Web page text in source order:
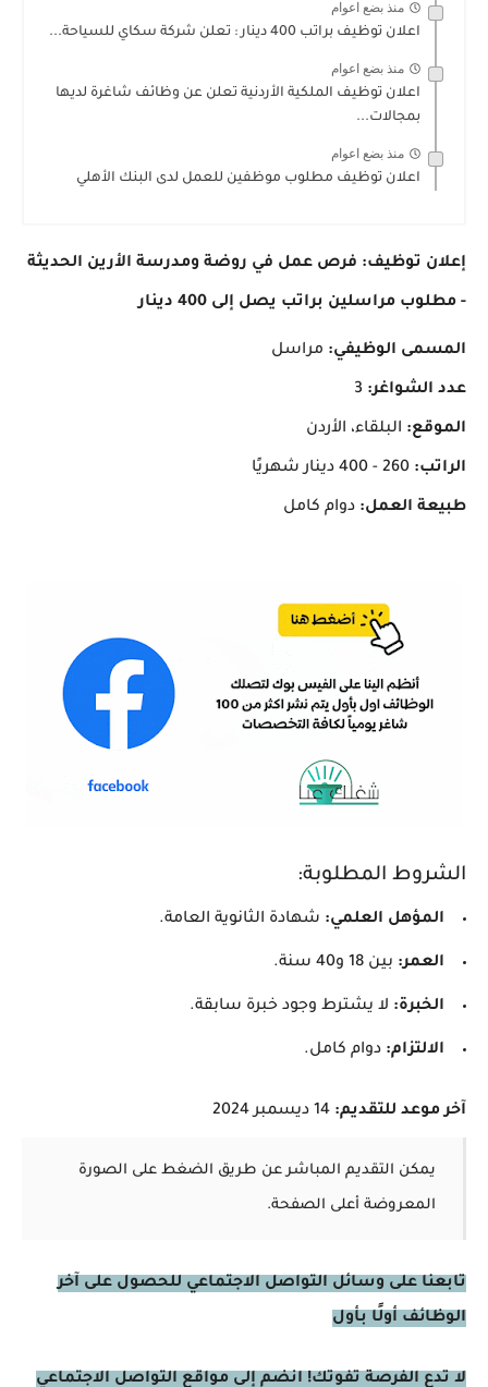
منذ بضع اعوام
اعلان توظيف براتب 400 دينار : تعلن شركة سكاي للسياحة...
منذ بضع اعوام
اعلان توظيف الملكية الأردنية تعلن عن وظائف شاغرة لديها
بمجالات...
منذ بضع اعوام
اعلان توظيف مطلوب موظفين للعمل لدى البنك الأهلي
إعلان توظيف: فرص عمل في روضة ومدرسة الأرين الحديثة
- مطلوب مراسلين براتب يصل إلى 400 دينار
المسمى الوظيفي: مراسل
عدد الشواغر:
الموقع: البلقاء، الأردن
الراتب:
طبيعة العمل: دوام كامل
الشروط المطلوبة:
المؤهل العلمي: شهادة الثانوية العامة.
العمر: بين 18 و40 سنة.
الخبرة: لا يشترط وجود خبرة سابقة.
الالتزام: دوام كامل.
آخر موعد للتقديم:
يمكن التقديم المباشر عن طريق الضغط على الصورة
المعروضة أعلى الصفحة.
تابعنا على وسائل التواصل الاجتماعي للحصول على آخر
الوظائف أولًا بأول
لا تدع الفرصة تفوتك! انضم إلى مواقع التواصل الاجتماعي